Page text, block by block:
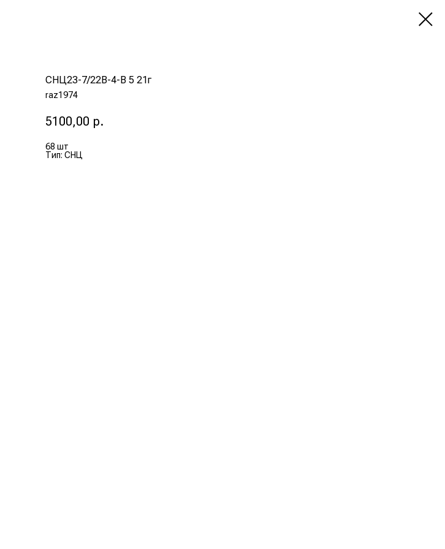
СНЦ23-7/22В-4-В 5 21г
raz1974
5100,00 р.
68 шт
Тип: СНЦ